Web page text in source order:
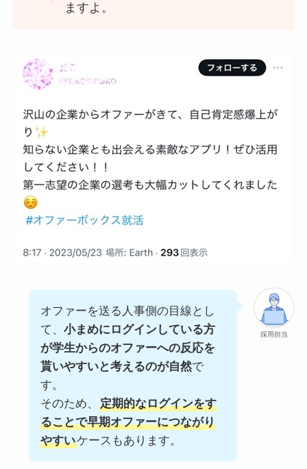
ますよ。
採用担当
オファーを送る人事側の目線とし
て、 小まめにログインしている方
が学生からのオファーへの反応を
貰いやすいと考えるのが自然で
す。
そのため、
定期的なログインをす
ることで早期オファーにつながり
やすいケースもあります。